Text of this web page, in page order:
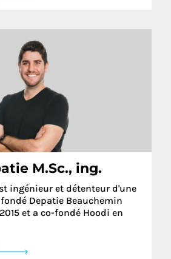
M.Sc., ing.
ingénieur et détenteur d'une
Depatie Beauchemin
et a co-fondé Hoodi en